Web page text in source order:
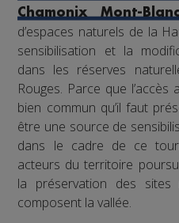
Chamonix Mont-Blanc
d’espaces naturels de la
sensibilisation et la
dans les réserves
Rouges. Parce que
bien commun qu’il faut
être une source de
dans le cadre de ce
acteurs du territoire
la préservation des sites
composent la vallée.